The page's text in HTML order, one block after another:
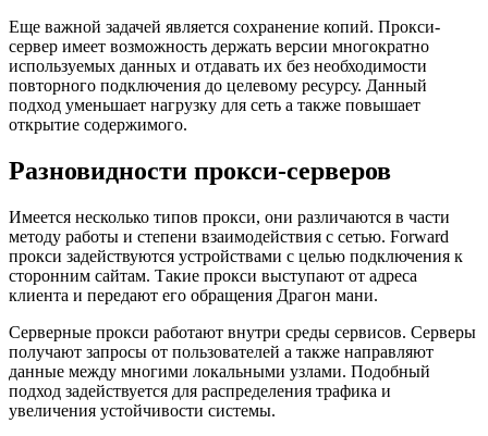
Еще важной задачей является сохранение копий. Прокси-
сервер имеет возможность держать версии многократно
используемых данных и отдавать их без необходимости
повторного подключения до целевому ресурсу. Данный
подход уменьшает нагрузку для сеть а также повышает
открытие содержимого.
Разновидности прокси-серверов
Имеется несколько типов прокси, они различаются в части
методу работы и степени взаимодействия с сетью. Forward
прокси задействуются устройствами с целью подключения к
сторонним сайтам. Такие прокси выступают от адреса
клиента и передают его обращения Драгон мани.
Серверные прокси работают внутри среды сервисов. Серверы
получают запросы от пользователей а также направляют
данные между многими локальными узлами. Подобный
подход задействуется для распределения трафика и
увеличения устойчивости системы.